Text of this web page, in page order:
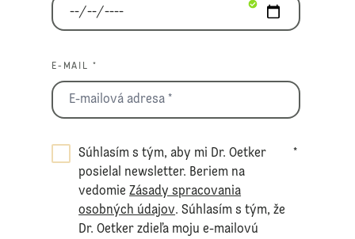
E-MAIL *
Súhlasím s tým, aby mi Dr. Oetker
posielal newsletter. Beriem na
vedomieZásady spracovania
osobných údajov. Súhlasím s tým, že
Dr. Oetker zdieľa moju e-mailovú
*